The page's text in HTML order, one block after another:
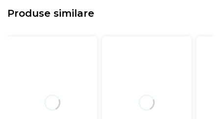
Produse similare